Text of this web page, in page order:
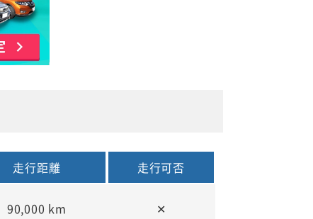
走行距離
走行可否
90,000 km ✕